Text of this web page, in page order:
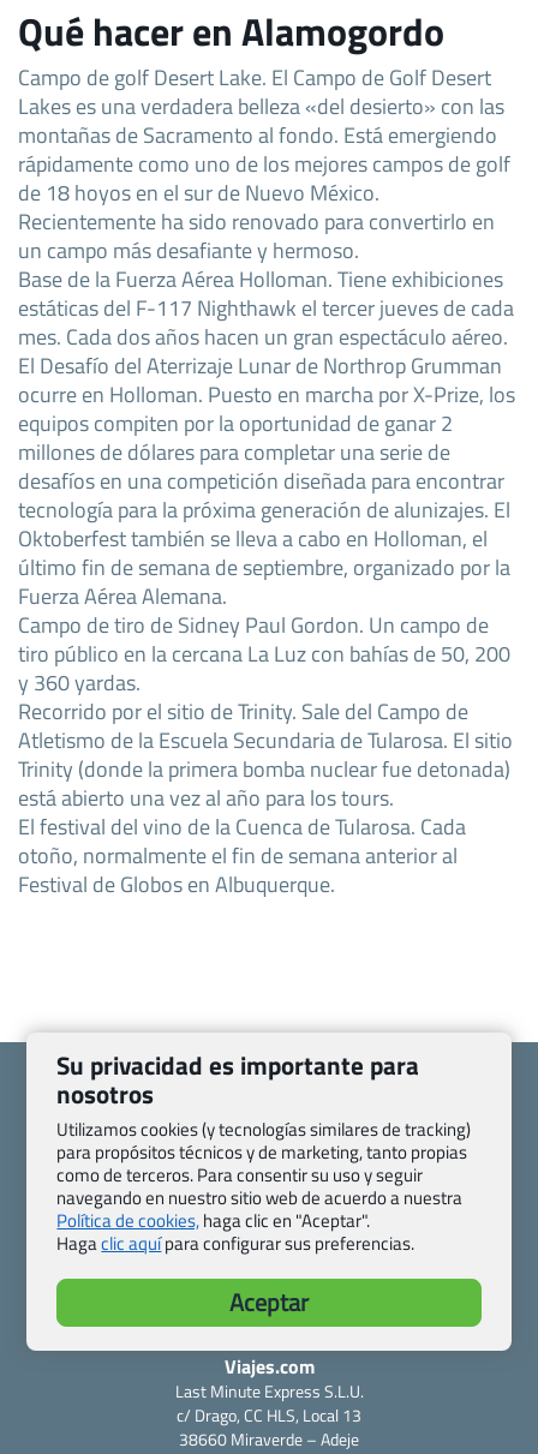
Qué hacer en Alamogordo
Campo de golf Desert Lake. El Campo de Golf Desert
Lakes es una verdadera belleza «del desierto» con las
montañas de Sacramento al fondo. Está emergiendo
rápidamente como uno de los mejores campos de golf
de 18 hoyos en el sur de Nuevo México.
Recientemente ha sido renovado para convertirlo en
un campo más desafiante y hermoso.
Base de la Fuerza Aérea Holloman. Tiene exhibiciones
estáticas del F-117 Nighthawk el tercer jueves de cada
mes. Cada dos años hacen un gran espectáculo aéreo.
El Desafío del Aterrizaje Lunar de Northrop Grumman
ocurre en Holloman. Puesto en marcha por X-Prize, los
equipos compiten por la oportunidad de ganar 2
millones de dólares para completar una serie de
desafíos en una competición diseñada para encontrar
tecnología para la próxima generación de alunizajes. El
Oktoberfest también se lleva a cabo en Holloman, el
último fin de semana de septiembre, organizado por la
Fuerza Aérea Alemana.
Campo de tiro de Sidney Paul Gordon. Un campo de
tiro público en la cercana La Luz con bahías de 50, 200
y 360 yardas.
Recorrido por el sitio de Trinity. Sale del Campo de
Atletismo de la Escuela Secundaria de Tularosa. El sitio
Trinity (donde la primera bomba nuclear fue detonada)
está abierto una vez al año para los tours.
El festival del vino de la Cuenca de Tularosa. Cada
otoño, normalmente el fin de semana anterior al
Festival de Globos en Albuquerque.
Quienes somos
Contacto
Pasaporte, Visado, Salud y otras disposiciones específicas
Blog de Viajes.com
Registro de agencias
Preguntas frecuentes
Condiciones generales
Política de privacidad y cookies
Transparencia
Todas las páginas – sitemap
Viajes.com
Last Minute Express S.L.U.
c/ Drago, CC HLS, Local 13
38660 Miraverde – Adeje
Su privacidad es importante para
nosotros
Utilizamos cookies (y tecnologías similares de tracking)
para propósitos técnicos y de marketing, tanto propias
como de terceros. Para consentir su uso y seguir
navegando en nuestro sitio web de acuerdo a nuestra
Política de cookies,haga clic en "Aceptar".
Hagaclic aquípara configurar sus preferencias.
Aceptar